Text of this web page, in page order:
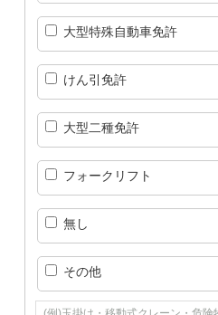
大型特殊自動車免許
けん引免許
大型二種免許
フォークリフト
無し
その他